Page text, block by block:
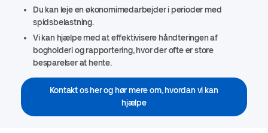
Du kan leje en økonomimedarbejder i perioder med
spidsbelastning.
Vi kan hjælpe med at effektivisere håndteringen af
bogholderi og rapportering, hvor der ofte er store
besparelser at hente.
Kontakt os her og hør mere om, hvordan vi kan
hjælpe